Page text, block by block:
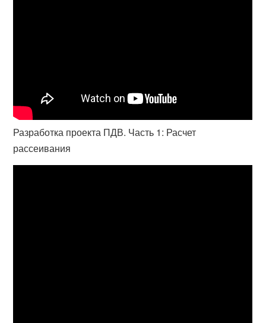
Разработка проекта ПДВ. Часть 1: Расчет
рассеивания